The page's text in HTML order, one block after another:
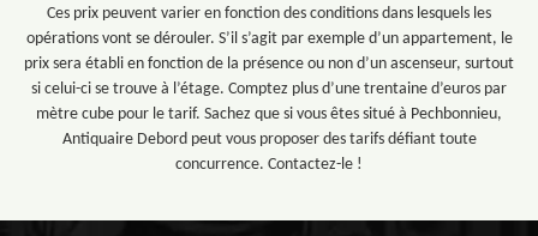
Ces prix peuvent varier en fonction des conditions dans lesquels les
opérations vont se dérouler. S’il s’agit par exemple d’un appartement, le
prix sera établi en fonction de la présence ou non d’un ascenseur, surtout
si celui-ci se trouve à l’étage. Comptez plus d’une trentaine d’euros par
mètre cube pour le tarif. Sachez que si vous êtes situé à Pechbonnieu,
Antiquaire Debord peut vous proposer des tarifs défiant toute
concurrence. Contactez-le !